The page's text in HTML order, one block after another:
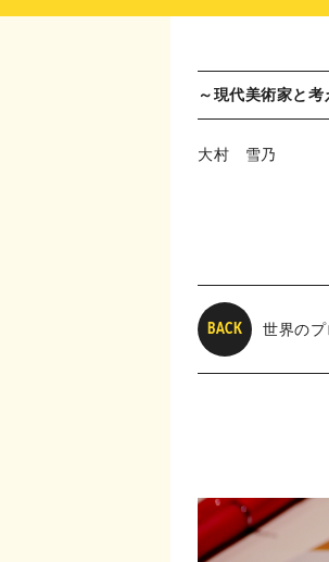
～現代美術家と考
大村 雪乃
BACK 世界の